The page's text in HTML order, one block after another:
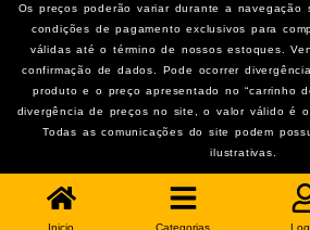
Os preços poderão variar durante a navegação
condições de pagamento exclusivos para
válidas até o término de nossos estoques.
confirmação de dados. Pode ocorrer
produto e o preço apresentado no “carrinho
divergência de preços no site, o valor válido é o
Todas as comunicações do site podem
ilustrativas.